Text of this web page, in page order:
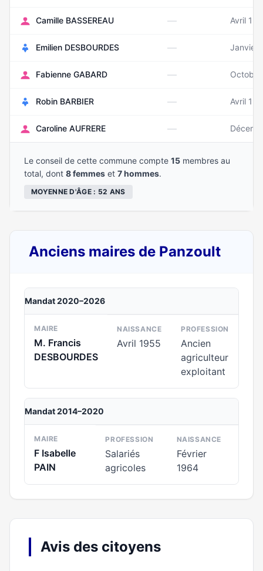
Camille BASSEREAU — Avril
Emilien DESBOURDES — Janvier
Fabienne GABARD —
Robin BARBIER — Avril
Caroline AUFRERE —
Le conseil de cette commune compte 15 membres au
total, dont 8 femmes et 7 hommes.
MOYENNE D'ÂGE : 52 ANS
Anciens maires de Panzoult
Mandat 2020–2026
MAIRE
M. Francis
DESBOURDES
NAISSANCE
Avril 1955
PROFESSION
Ancien
agriculteur
exploitant
Mandat 2014–2020
MAIRE
F Isabelle
PAIN
PROFESSION
Salariés
agricoles
NAISSANCE
Février
1964
Avis des citoyens